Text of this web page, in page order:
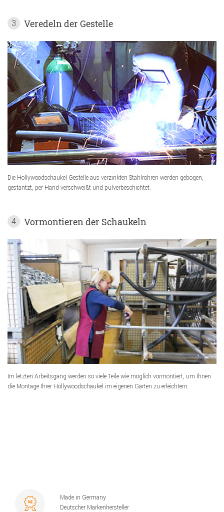
3 Veredeln der Gestelle
Die Hollywoodschaukel Gestelle aus verzinkten Stahlrohren werden gebogen,
gestantzt, per Hand verschweißt und pulverbeschichtet.
4 Vormontieren der Schaukeln
Im letzten Arbeitsgang werden so viele Teile wie möglich vormontiert, um Ihnen
die Montage Ihrer Hollywoodschaukel im eigenen Garten zu erleichtern.
Made in Germany
Deutscher Markenhersteller